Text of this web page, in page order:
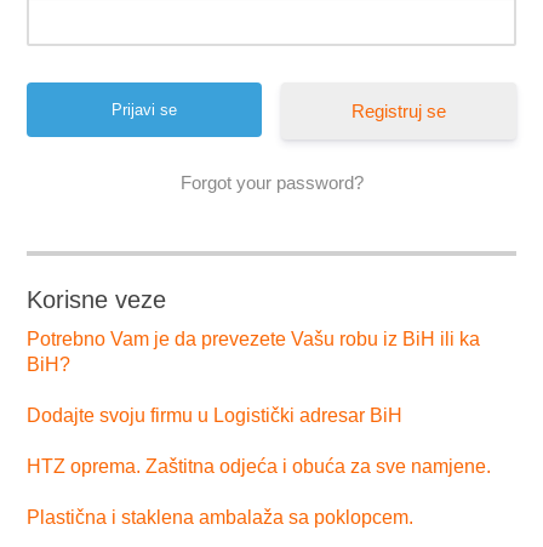
Registruj se
Forgot your password?
Korisne veze
Potrebno Vam je da prevezete Vašu robu iz BiH ili ka
BiH?
Dodajte svoju firmu u Logistički adresar BiH
HTZ oprema. Zaštitna odjeća i obuća za sve namjene.
Plastična i staklena ambalaža sa poklopcem.